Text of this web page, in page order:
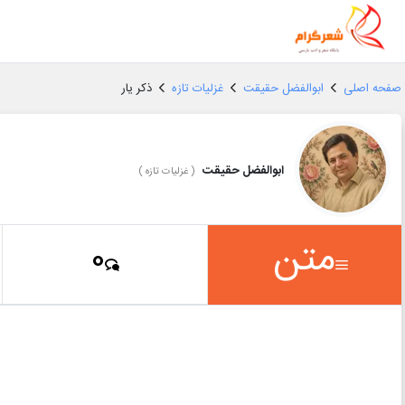
صفحه اصلی ابوالفضل حقیقت غزلیات تازه ذکر یار
ابوالفضل حقیقت (غزلیات تازه)
متن 0